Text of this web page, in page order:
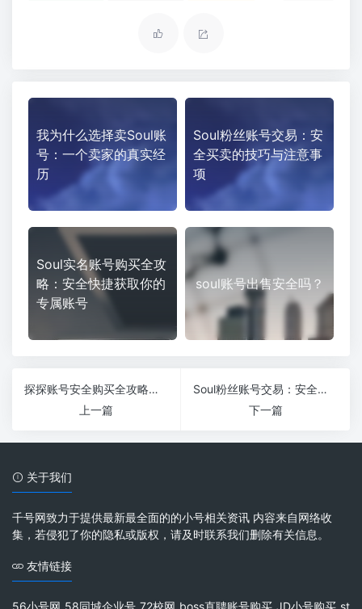
我为什么选择卖Soul账
号：一个卖家的真实经
历
Soul粉丝账号交易：安
全买卖的技巧与注意事
项
Soul实名账号购买全攻
略：安全快捷获取你的
专属账号
soul账号出售安全吗？
探探账号安全购买全攻略：保护隐私从现在开始
上一篇
Soul粉丝账号交易：安全买卖的技巧与注意事项
下一篇
关于我们
千号网致力于提供最新最全面的的小号相关资讯 内容来自网络收
集，若侵犯了你的隐私或版权，请及时联系我们删除有关信息。
友情链接